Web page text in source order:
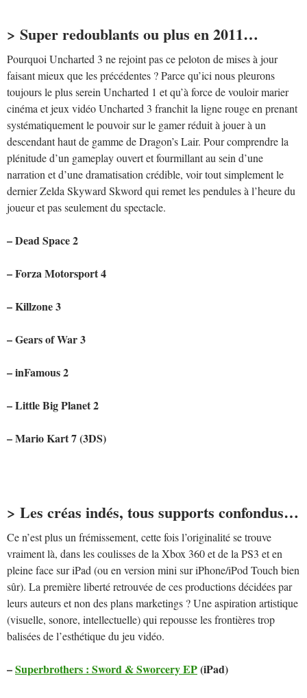
> Super redoublants ou plus en 2011…
Pourquoi Uncharted 3 ne rejoint pas ce peloton de mises à jour
faisant mieux que les précédentes ? Parce qu’ici nous pleurons
toujours le plus serein Uncharted 1 et qu’à force de vouloir marier
cinéma et jeux vidéo Uncharted 3 franchit la ligne rouge en prenant
systématiquement le pouvoir sur le gamer réduit à jouer à un
descendant haut de gamme de Dragon’s Lair. Pour comprendre la
plénitude d’un gameplay ouvert et fourmillant au sein d’une
narration et d’une dramatisation crédible, voir tout simplement le
dernier Zelda Skyward Skword qui remet les pendules à l’heure du
joueur et pas seulement du spectacle.
– Dead Space 2
– Forza Motorsport 4
– Killzone 3
– Gears of War 3
– inFamous 2
– Little Big Planet 2
– Mario Kart 7 (3DS)
> Les créas indés, tous supports confondus…
Ce n’est plus un frémissement, cette fois l’originalité se trouve
vraiment là, dans les coulisses de la Xbox 360 et de la PS3 et en
pleine face sur iPad (ou en version mini sur iPhone/iPod Touch bien
sûr). La première liberté retrouvée de ces productions décidées par
leurs auteurs et non des plans marketings ? Une aspiration artistique
(visuelle, sonore, intellectuelle) qui repousse les frontières trop
balisées de l’esthétique du jeu vidéo.
–Superbrothers : Sword & Sworcery EP(iPad)